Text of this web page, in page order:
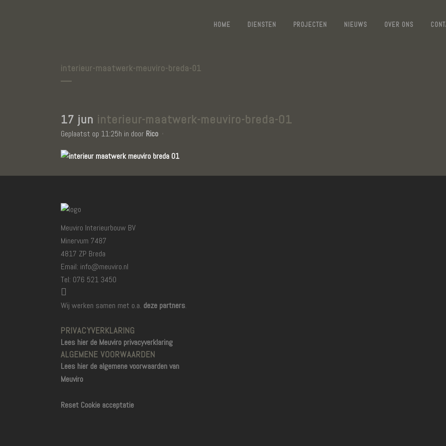
HOME DIENSTEN PROJECTEN NIEUWS OVER ONS
interieur-maatwerk-meuviro-breda-01
17 jun interieur-maatwerk-meuviro-breda-01
Geplaatst op 11:25h in door Rico
Meuviro Interieurbouw BV
Minervum 7487
4817 ZP Breda
Email: info@meuviro.nl
Tel: 076 521 3450
Wij werken samen met o.a. deze partners.
PRIVACYVERKLARING
Lees hier de Meuviro privacyverklaring
ALGEMENE VOORWAARDEN
Lees hier de algemene voorwaarden van
Meuviro
Reset Cookie acceptatie